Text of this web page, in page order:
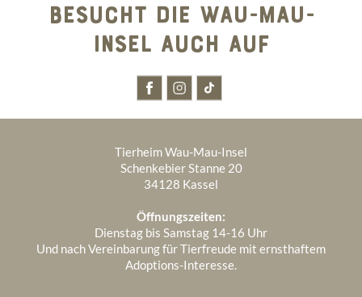
BESUCHT DIE WAU-MAU-
INSEL AUCH AUF
Tierheim Wau-Mau-Insel
Schenkebier Stanne 20
34128 Kassel
Öffnungszeiten:
Dienstag bis Samstag 14-16 Uhr
Und nach Vereinbarung für Tierfreude mit ernsthaftem
Adoptions-Interesse.